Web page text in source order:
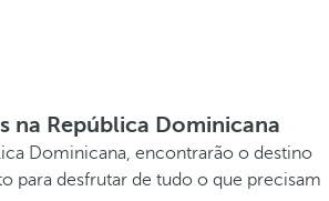
na República Dominicana
Dominicana, encontrarão o destino
para desfrutar de tudo o que precisam